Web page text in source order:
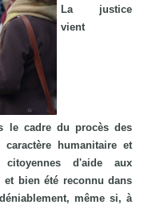
La justice
vient
le cadre du procès des
caractère humanitaire et
d'aide aux
bien été reconnu dans
même si, à